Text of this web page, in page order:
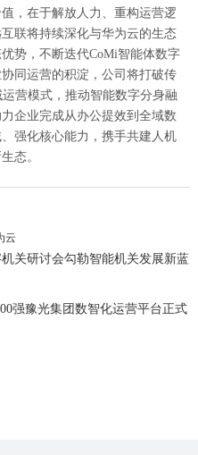
，在于解放人力、重构运营逻
联将持续深化与华为云的生态
势，不断迭代CoMi智能体数字
同运营的积淀，公司将打破传
营模式，推动智能数字分身融
企业完成从办公提效到全域数
强化核心能力，携手共建人机
态。
云
关研讨会勾勒智能机关发展新蓝
强豫光集团数智化运营平台正式